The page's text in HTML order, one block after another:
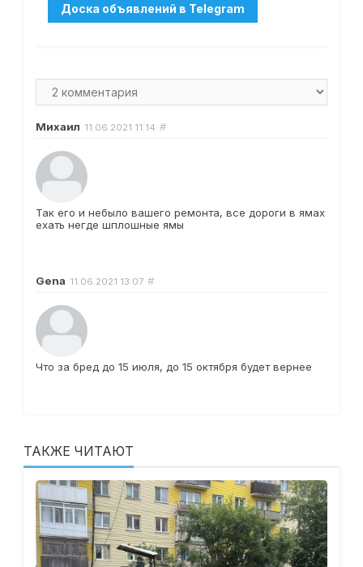
Михаил 11.06.2021 11:14 #
Так его и небыло вашего ремонта, все дороги в ямах
ехать негде шплошные ямы
Gena 11.06.2021 13:07 #
Что за бред до 15 июля, до 15 октября будет вернее
ТАКЖЕ ЧИТАЮТ